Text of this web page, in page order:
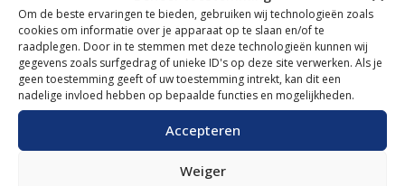
Om de beste ervaringen te bieden, gebruiken wij technologieën zoals
cookies om informatie over je apparaat op te slaan en/of te
raadplegen. Door in te stemmen met deze technologieën kunnen wij
gegevens zoals surfgedrag of unieke ID's op deze site verwerken. Als je
geen toestemming geeft of uw toestemming intrekt, kan dit een
nadelige invloed hebben op bepaalde functies en mogelijkheden.
Accepteren
Weiger
Gespecialiseerde werkplaats
Diverse aanbouwwerktuigen
Grote voorraad minitrekkers
Grootste in kleine tractoren